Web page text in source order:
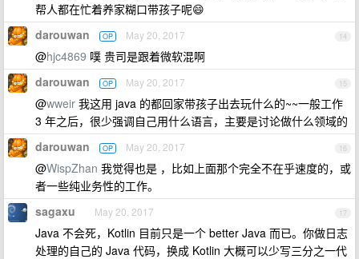
帮人都在忙着养家糊口带孩子呢😄
14
darouwan OP May 20, 2017
@hjc4869 噗 贵司是跟着微软混啊
15
darouwan OP May 20, 2017
@wweir 我这用 java 的都回家带孩子出去玩什么的~~一般工作
3 年之后，很少强调自己用什么语言，主要是讨论做什么领域的
16
darouwan OP May 20, 2017
@WispZhan 我觉得也是 ，比如上面那个完全不在乎速度的，或
者一些纯业务性的工作。
17
sagaxu May 20, 2017
Java 不会死，Kotlin 目前只是一个 better Java 而已。你做日志
处理的自己的 Java 代码，换成 Kotlin 大概可以少写三分之一代